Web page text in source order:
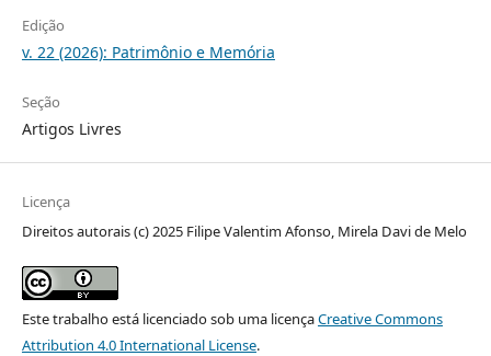
Edição
v. 22 (2026): Patrimônio e Memória
Seção
Artigos Livres
Licença
Direitos autorais (c) 2025 Filipe Valentim Afonso, Mirela Davi de Melo
Este trabalho está licenciado sob uma licençaCreative Commons
Attribution 4.0 International License.